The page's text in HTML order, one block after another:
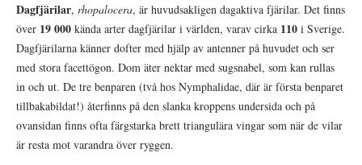
Dagfjärilar, rhopalocera, är huvudsakligen dagaktiva fjärilar. Det finns
över 19 000 kända arter dagfjärilar i världen, varav cirka 110 i Sverige.
Dagfjärilarna känner dofter med hjälp av antenner på huvudet och ser
med stora facettögon. Dom äter nektar med sugsnabel, som kan rullas
in och ut. De tre benparen (två hos Nymphalidae, där är första benparet
tillbakabildat!) återfinns på den slanka kroppens undersida och på
ovansidan finns ofta färgstarka brett triangulära vingar som när de vilar
är resta mot varandra över ryggen.